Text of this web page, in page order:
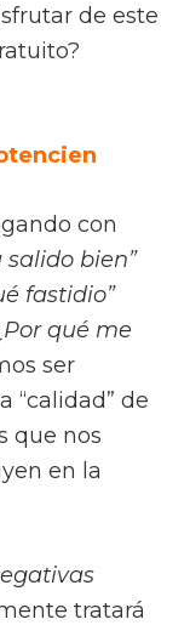
de este
con
salido bien”
fastidio”
qué me
ser
“calidad” de
que nos
en la
tratará